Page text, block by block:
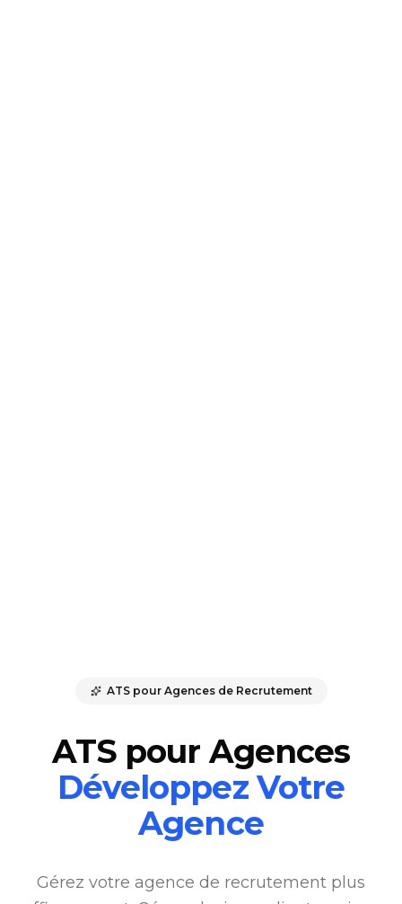
ATS pour Agences de Recrutement
ATS pour Agences
Développez Votre
Agence
Gérez votre agence de recrutement plus